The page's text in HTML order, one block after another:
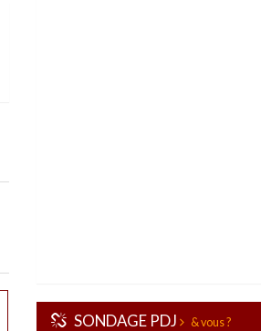
SONDAGE PDJ & vous ?